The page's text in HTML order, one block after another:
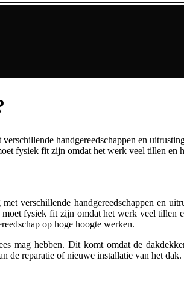
handgereedschappen en
fysiek fit zijn omdat het werk veel tillen en
verschillende handgereedschappen en
fysiek fit zijn omdat het werk veel tillen
op hoge hoogte werken.
mag hebben. Dit komt omdat de
de reparatie of nieuwe installatie van het dak.